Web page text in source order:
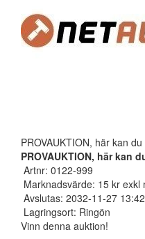
PROVAUKTION, här kan
PROVAUKTION, här kan
Artnr: 0122-999
Marknadsvärde: 15 kr exkl
Avslutas: 2032-11-27
Lagringsort: Ringön
Vinn denna auktion!